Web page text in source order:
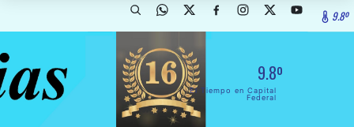
9.8º
9.8º
El Tiempo en Capital
Federal